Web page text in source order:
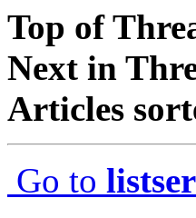
Top of
Next in
Articles
Go to